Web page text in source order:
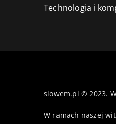
Technologia i
slowem.pl © 2023.
W ramach naszej